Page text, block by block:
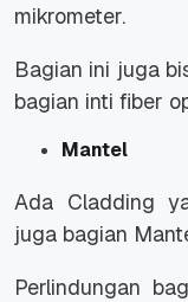
mikrometer.
Bagian ini juga
bagian inti fiber
Mantel
Ada Cladding
juga bagian
Perlindungan